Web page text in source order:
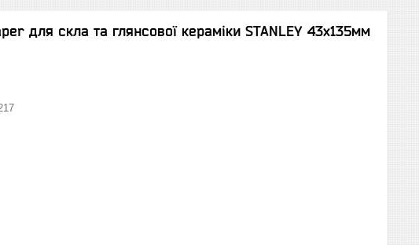
для скла та глянсової кераміки STANLEY 43х135мм